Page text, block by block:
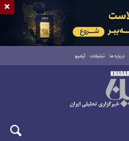
درباره ما تبلیغات آرشیو
×